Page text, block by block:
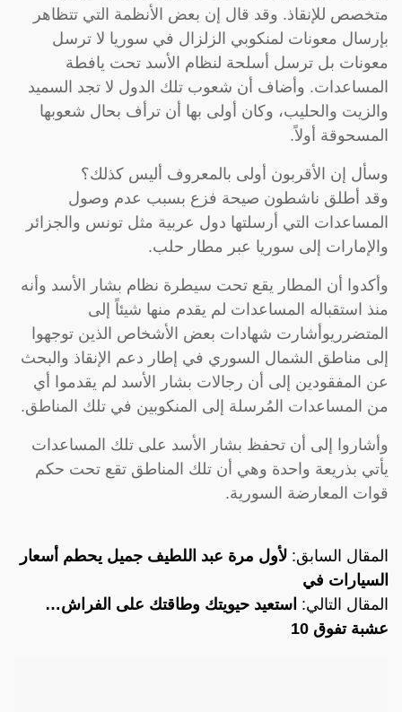
متخصص للإنقاذ. وقد قال إن بعض الأنظمة التي تتظاهر
بإرسال معونات لمنكوبي الزلزال في سوريا لا ترسل
معونات بل ترسل أسلحة لنظام الأسد تحت يافطة
المساعدات. وأضاف أن شعوب تلك الدول لا تجد السميد
والزيت والحليب، وكان أولى بها أن ترأف بحال شعوبها
المسحوقة أولاً.
وسأل إن الأقربون أولى بالمعروف أليس كذلك؟
وقد أطلق ناشطون صيحة فزع بسبب عدم وصول
المساعدات التي أرسلتها دول عربية مثل تونس والجزائر
والإمارات إلى سوريا عبر مطار حلب.
وأكدوا أن المطار يقع تحت سيطرة نظام بشار الأسد وأنه
منذ استقباله المساعدات لم يقدم منها شيئاً إلى
المتضرريوأشارت شهادات بعض الأشخاص الذين توجهوا
إلى مناطق الشمال السوري في إطار دعم الإنقاذ والبحث
عن المفقودين إلى أن رجالات بشار الأسد لم يقدموا أي
من المساعدات المُرسلة إلى المنكوبين في تلك المناطق.
وأشاروا إلى أن تحفظ بشار الأسد على تلك المساعدات
يأتي بذريعة واحدة وهي أن تلك المناطق تقع تحت حكم
قوات المعارضة السورية.
المقال السابق: لأول مرة عبد اللطيف جميل يحطم أسعار
السيارات في
المقال التالي: استعيد حيويتك وطاقتك على الفراش…
عشبة تفوق 10